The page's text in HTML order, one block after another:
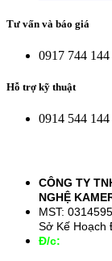
Tư vấn và báo giá
0917 744 144
Hỗ trợ kỹ thuật
0914 544 144
CÔNG TY
NGHỆ
MST:
Sở Kế Hoạch
Đ/c: